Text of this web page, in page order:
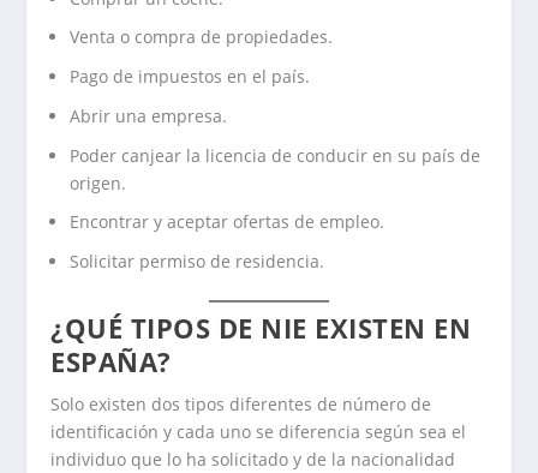
Venta o compra de propiedades.
Pago de impuestos en el país.
Abrir una empresa.
Poder canjear la licencia de conducir en su país de
origen.
Encontrar y aceptar ofertas de empleo.
Solicitar permiso de residencia.
¿QUÉ TIPOS DE NIE EXISTEN EN
ESPAÑA?
Solo existen dos tipos diferentes de número de
identificación y cada uno se diferencia según sea el
individuo que lo ha solicitado y de la nacionalidad